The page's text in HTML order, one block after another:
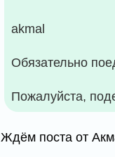
akmal
Обязательно
Пожалуйста,
Ждём поста от